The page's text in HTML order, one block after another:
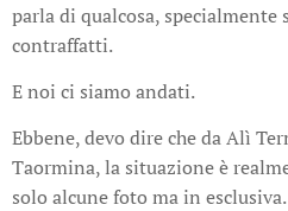
parla di qualcosa,
contraffatti.
E noi ci siamo andati.
Ebbene, devo dire che da Alì
Taormina, la situazione è
solo alcune foto ma in